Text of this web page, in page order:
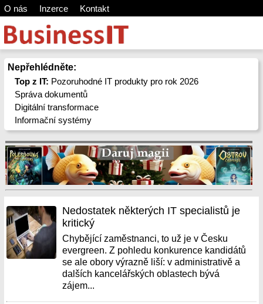
O nás Inzerce Kontakt
Nepřehlédněte:
Top z IT: Pozoruhodné IT produkty pro rok 2026
Správa dokumentů
Digitální transformace
Informační systémy
Nedostatek některých IT specialistů je
kritický
Chybějící zaměstnanci, to už je v Česku
evergreen. Z pohledu konkurence kandidátů
se ale obory výrazně liší: v administrativě a
dalších kancelářských oblastech bývá
zájem...